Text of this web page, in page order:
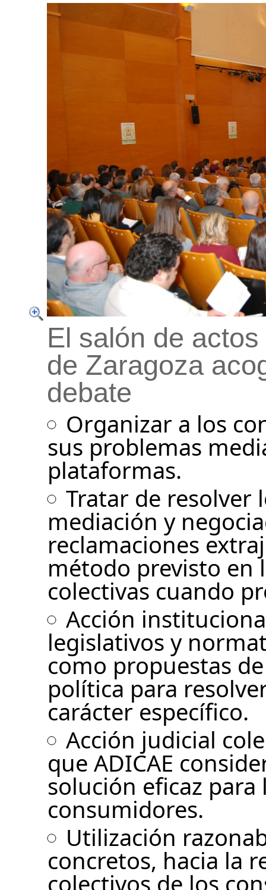
El salón de
de Zaragoza
debate
Organizar a los
sus problemas
plataformas.
Tratar de resolver
mediación y
reclamaciones
método previsto en
colectivas cuando
Acción
legislativos y
como propuestas
política para
carácter específico.
Acción judicial
que ADICAE
solución eficaz
consumidores.
Utilización
concretos, hacia la
colectivos de los